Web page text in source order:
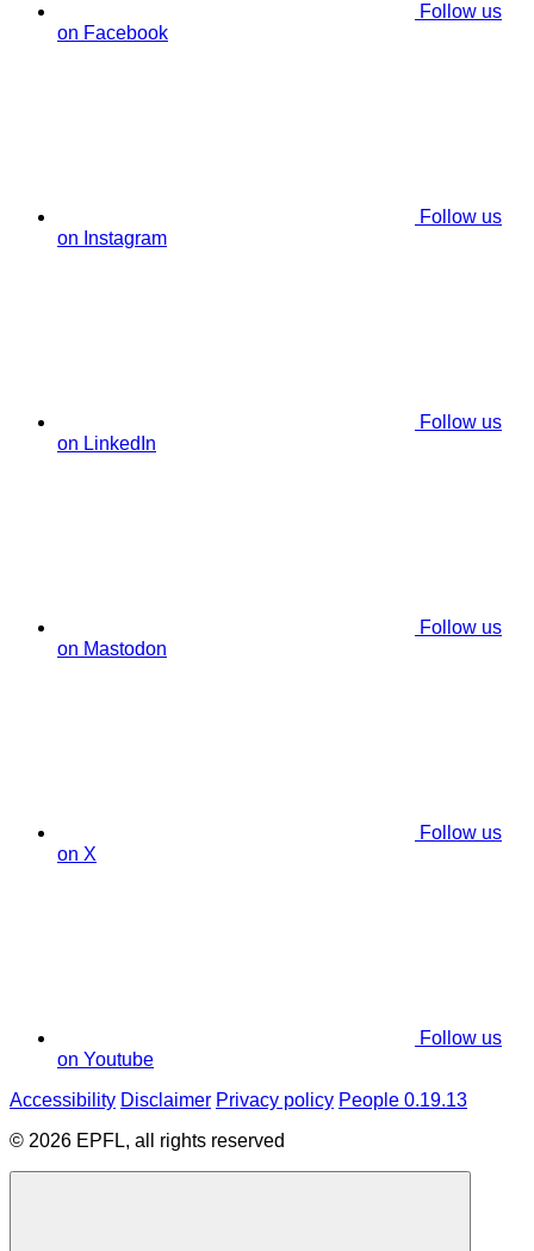
Follow us
on Facebook
Follow us
on Instagram
Follow us
on LinkedIn
Follow us
on Mastodon
Follow us
on X
Follow us
on Youtube
Accessibility Disclaimer Privacy policy People 0.19.13
© 2026 EPFL, all rights reserved